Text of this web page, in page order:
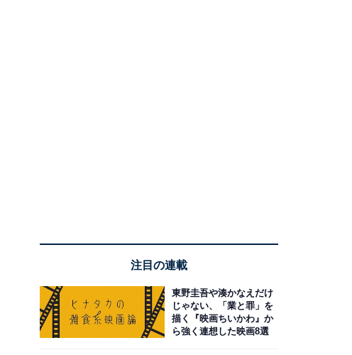
注目の連載
東野圭吾や湊かなえだけ
じゃない、「業と罪」を
描く『映画ちいかわ』か
ら強く連想した映画8選